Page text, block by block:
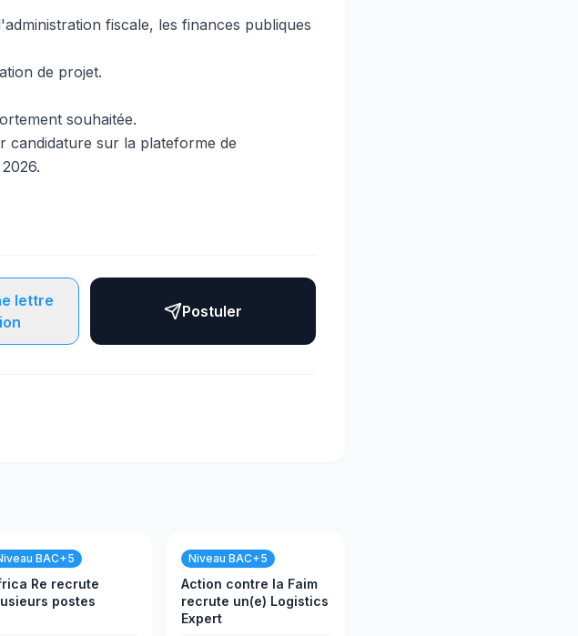
fiscale, les finances publiques
de projet.
souhaitée.
candidature sur la plateforme de
lettre
Postuler
BAC+5
Re recrute
postes
Niveau BAC+5
Action contre la Faim
recrute un(e) Logistics
Expert